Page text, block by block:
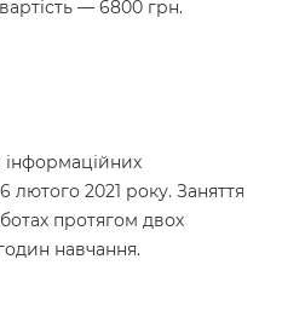
вартість — 6800 грн.
інформаційних
лютого 2021 року. Заняття
протягом двох
навчання.